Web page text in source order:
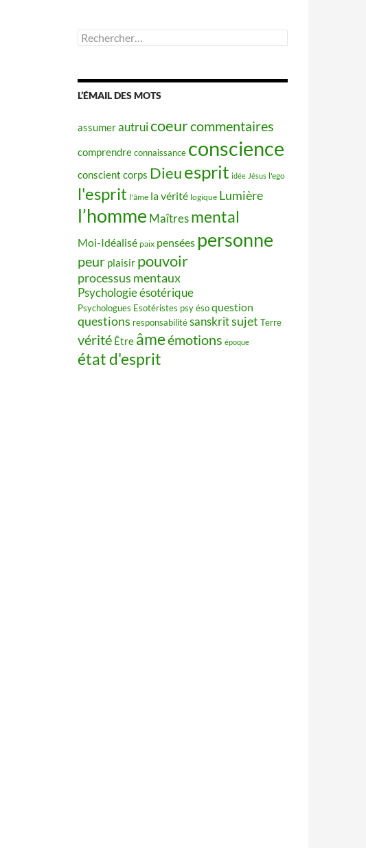
Rechercher :
L’ÉMAIL DES MOTS
assumerautruicoeurcommentaires
comprendreconnaissance conscience
conscient corps Dieuesprit idée Jésus l'ego
l'esprit l'âme la vérité logique Lumière
l’homme Maîtres mental
Moi-Idéalisé paix pensées personne
peur plaisir pouvoir
processus mentaux
Psychologie ésotérique
Psychologues Esotéristes psy ésoquestion
questions responsabilitésanskritsujet Terre
vérité Être âmeémotions époque
état d'esprit